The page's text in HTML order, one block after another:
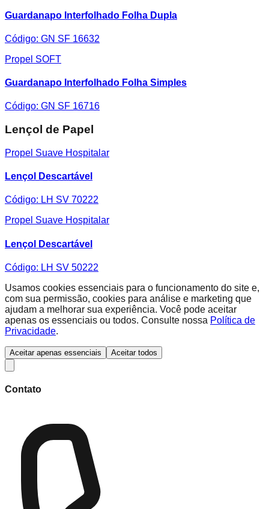
Guardanapo Interfolhado Folha Dupla
Código: GN SF 16632
Propel SOFT
Guardanapo Interfolhado Folha Simples
Código: GN SF 16716
Lençol de Papel
Propel Suave Hospitalar
Lençol Descartável
Código: LH SV 70222
Propel Suave Hospitalar
Lençol Descartável
Código: LH SV 50222
Usamos cookies essenciais para o funcionamento do site e,
com sua permissão, cookies para análise e marketing que
ajudam a melhorar sua experiência. Você pode aceitar
apenas os essenciais ou todos. Consulte nossa Política de
Privacidade.
Aceitar apenas essenciais Aceitar todos
Contato